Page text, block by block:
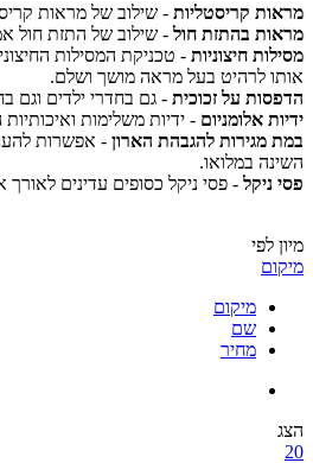
מראות קריסטליות - שילוב של מראות
מראות בהתזת חול - שילוב של התזת חול
מסילות חיצוניות - טכניקת המסילות
אותו לרהיט בעל מראה מושך ושלם.
הדפסות על זכוכית - גם בחדרי ילדים וגם
ידיות אלומניום - ידיות משלימות
במת מגירות להגבהת הארון - אפשרות
השינה במלואו.
פסי ניקל - פסי ניקל כסופים עדינים
מיון לפי
מיקום
מיקום
שם
מחיר
הצג
20